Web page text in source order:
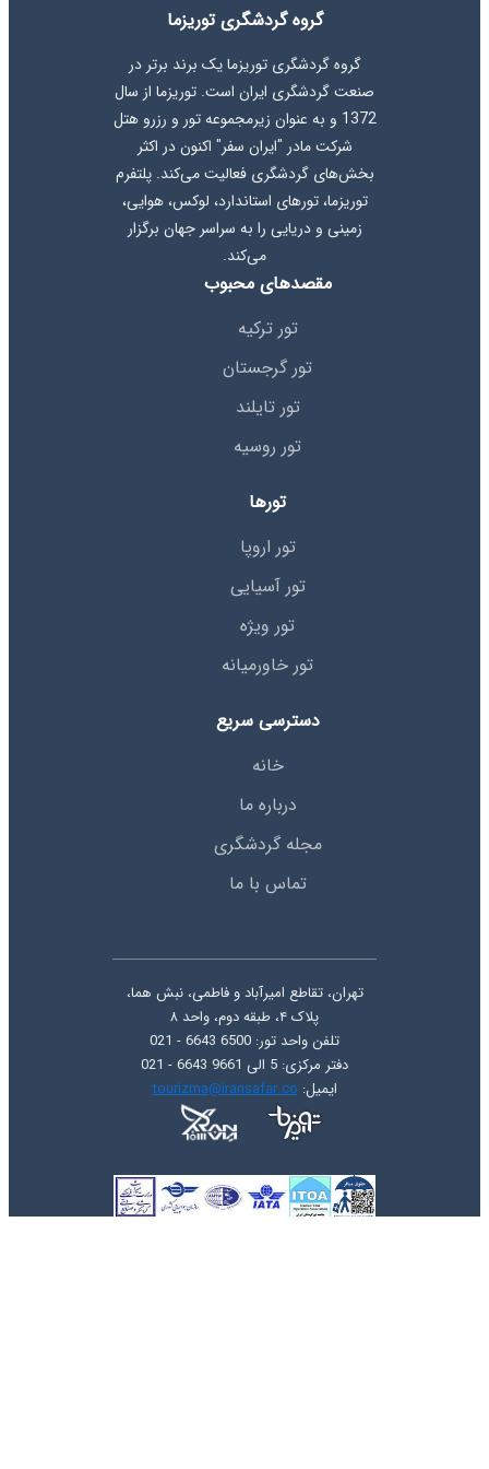
گروه گردشگری توریزما
گروه گردشگری توریزما یک برند برتر در
صنعت گردشگری ایران است. توریزما از سال
1372 و به عنوان زیرمجموعه تور و رزرو هتل
شرکت مادر "ایران سفر" اکنون در اکثر
بخش‌های گردشگری فعالیت می‌کند. پلتفرم
توریزما، تورهای استاندارد، لوکس، هوایی،
زمینی و دریایی را به سراسر جهان برگزار
می‌کند.
مقصدهای محبوب
تور ترکیه
تور گرجستان
تور تایلند
تور روسیه
تورها
تور اروپا
تور آسیایی
تور ویژه
تور خاورمیانه
دسترسی سریع
خانه
درباره ما
مجله گردشگری
تماس با ما
تهران، تقاطع امیرآباد و فاطمی، نبش هما،
پلاک ۴، طبقه دوم، واحد ۸
تلفن واحد تور: 6500 6643 - 021
دفتر مرکزی: 5 الی 9661 6643 - 021
ایمیل:tourizma@iransafar.co